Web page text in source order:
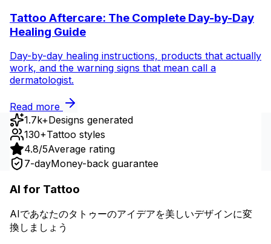
Tattoo Aftercare: The Complete Day-by-Day
Healing Guide
Day-by-day healing instructions, products that actually
work, and the warning signs that mean call a
dermatologist.
Read more
1.7k+Designs generated
130+Tattoo styles
4.8/5Average rating
7-dayMoney-back guarantee
AI for Tattoo
AIであなたのタトゥーのアイデアを美しいデザインに変
換しましょう